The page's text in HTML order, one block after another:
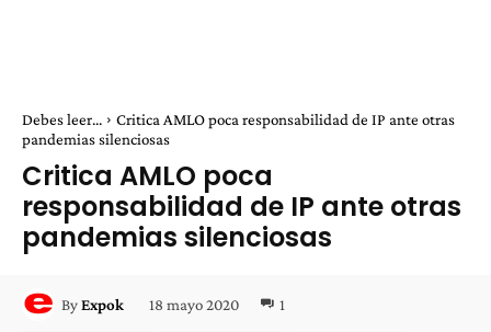
Debes leer...
Critica AMLO poca responsabilidad de IP ante otras
pandemias silenciosas
Critica AMLO poca
responsabilidad de IP ante otras
pandemias silenciosas
ByExpok 18 mayo 2020 1